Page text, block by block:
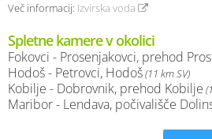
Več informacij: Izvirska voda
Spletne kamere v okolici
Fokovci - Prosenjakovci, prehod
Hodoš - Petrovci, Hodoš(11 km SV)
Kobilje - Dobrovnik, prehod Kobilje
Maribor - Lendava, počivališče